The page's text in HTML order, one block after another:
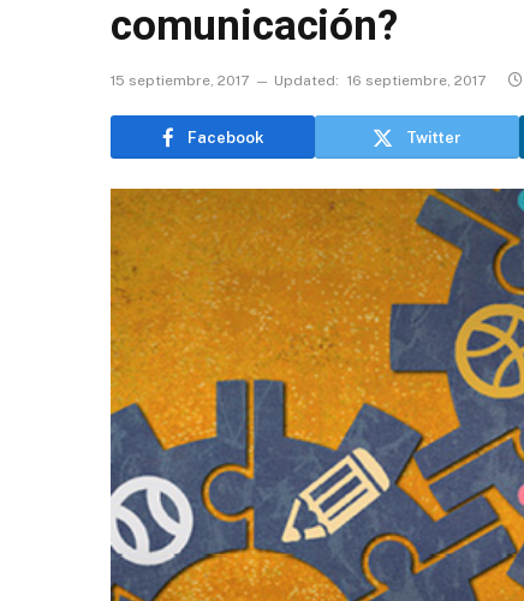
comunicación?
15 septiembre, 2017 Updated: 16 septiembre, 2017
Facebook Twitter